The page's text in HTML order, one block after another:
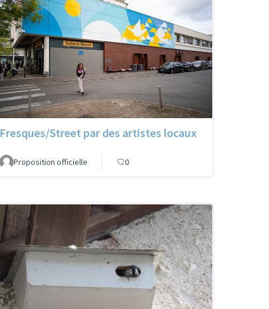
Fresques/Street par des artistes locaux
Proposition officielle 0